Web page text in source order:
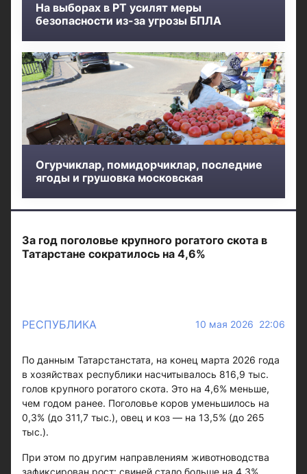
На выборах в РТ усилят меры
безопасности из-за угрозы БПЛА
Огурчиклар, помидорчиклар, последние
ягоды и грушовка московская
За год поголовье крупного рогатого скота в
Татарстане сократилось на 4,6%
РЕСПУБЛИКА 10 мая 2026 22:06
По данным Татарстанстата, на конец марта 2026 года
в хозяйствах республики насчитывалось 816,9 тыс.
голов крупного рогатого скота. Это на 4,6% меньше,
чем годом ранее. Поголовье коров уменьшилось на
0,3% (до 311,7 тыс.), овец и коз — на 13,5% (до 265
тыс.).
При этом по другим направлениям животноводства
зафиксирован рост: свиней стало больше на 4,3%